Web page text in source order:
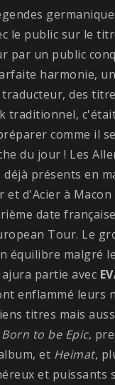
le public sur le
par un public
harmonie,
des
traditionnel,
comme il
du jour ! Les
déjà présents en
et d'Acier à
date
Tour. Le
équilibre malgré
partie avec
enflammé leurs
titres mais
Born to be Epic,
et Heimat,
et puissants